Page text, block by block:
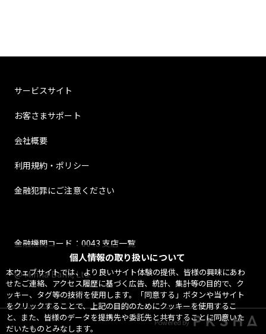
個人情報の取り扱いについて
本ウェブサイトでは、より良いサイト体験の提供、皆様の興味にあわ
せたご連絡、アクセス履歴に基づく広告、統計、集計等の目的で、ク
ッキー、タグ等の技術を使用します。「同意する」ボタンや当サイト
をクリックすることで、上記の目的のためにクッキーを使用するこ
と、また、皆様のデータを提携先や委託先と共有することに同意いた
だいたものとみなします。
サービスサイト
お客さまサポート
会社概要
利用規約・ポリシー
金融犯罪にご注意ください
金融機関コード：0043 支店一覧
@ Minna Bank, Ltd.
Powered by